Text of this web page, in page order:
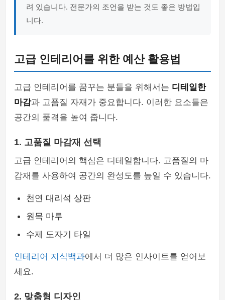
려 있습니다. 전문가의 조언을 받는 것도 좋은 방법입
니다.
고급 인테리어를 위한 예산 활용법
고급 인테리어를 꿈꾸는 분들을 위해서는 디테일한
마감과 고품질 자재가 중요합니다. 이러한 요소들은
공간의 품격을 높여 줍니다.
1. 고품질 마감재 선택
고급 인테리어의 핵심은 디테일합니다. 고품질의 마
감재를 사용하여 공간의 완성도를 높일 수 있습니다.
천연 대리석 상판
원목 마루
수제 도자기 타일
인테리어 지식백과에서 더 많은 인사이트를 얻어보
세요.
2. 맞춤형 디자인